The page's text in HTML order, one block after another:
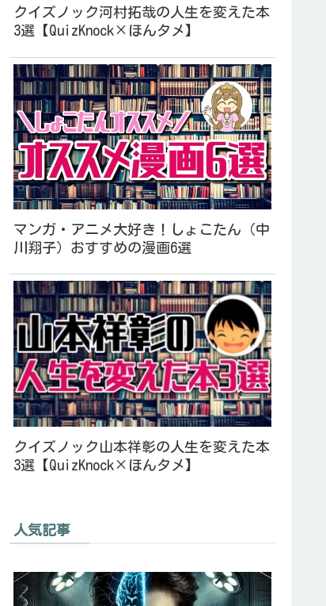
クイズノック河村拓哉の人生を変えた本
3選【QuizKnock×ほんタメ】
マンガ・アニメ大好き！しょこたん（中
川翔子）おすすめの漫画6選
クイズノック山本祥彰の人生を変えた本
3選【QuizKnock×ほんタメ】
人気記事